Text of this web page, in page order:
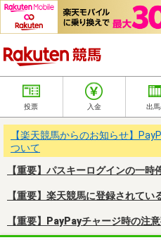
投票 入金 出
【楽天競馬からのお知らせ】
ついて
【重要】パスキーログインの一時
【重要】楽天競馬に登録されて
【重要】PayPayチャージ時の注